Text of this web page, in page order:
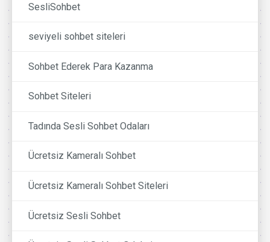
SesliSohbet
seviyeli sohbet siteleri
Sohbet Ederek Para Kazanma
Sohbet Siteleri
Tadında Sesli Sohbet Odaları
Ücretsiz Kameralı Sohbet
Ücretsiz Kameralı Sohbet Siteleri
Ücretsiz Sesli Sohbet